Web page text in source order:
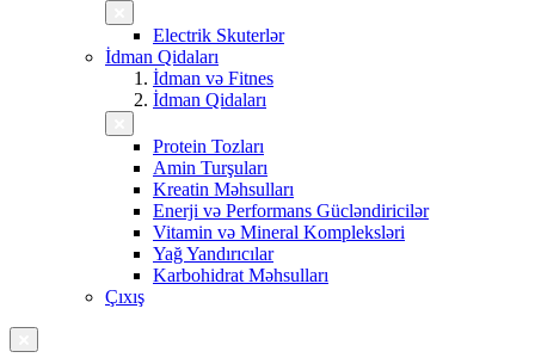
Electrik Skuterlər
İdman Qidaları
İdman və Fitnes
İdman Qidaları
Protein Tozları
Amin Turşuları
Kreatin Məhsulları
Enerji və Performans Gücləndiricilər
Vitamin və Mineral Kompleksləri
Yağ Yandırıcılar
Karbohidrat Məhsulları
Çıxış